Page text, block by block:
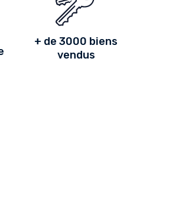
+ de 3000 biens
vendus